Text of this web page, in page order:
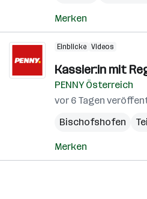
Merken
Einblicke Videos
Kassier:in mit
PENNY Österreich
vor 6 Tagen
Bischofshofen
Merken